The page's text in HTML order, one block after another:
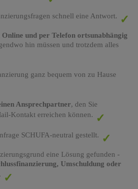
schnell eine Antwort.
Online und per Telefon ortsunabhängig
hin müssen und trotzdem alles
ganz bequem von zu Hause
Ansprechpartner, den Sie
Kontakt erreichen können.
SCHUFA-neutral gestellt.
eine Lösung gefunden -
Umschuldung oder
.